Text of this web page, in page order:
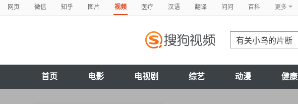
网页 微信 知乎 图片 视频 医疗 汉语 翻译 问问 百科 更多
首页 电影 电视剧 综艺 动漫 健康